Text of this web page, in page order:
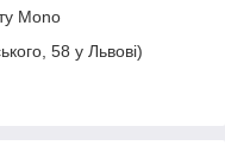
Mono
58 у Львові)